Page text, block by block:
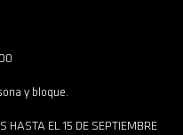
y bloque.
HASTA EL 15 DE SEPTIEMBRE